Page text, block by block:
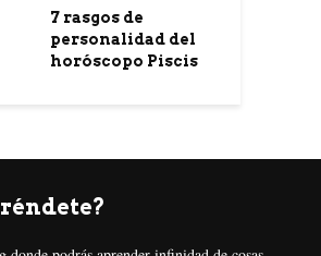
7 rasgos de
personalidad del
horóscopo Piscis